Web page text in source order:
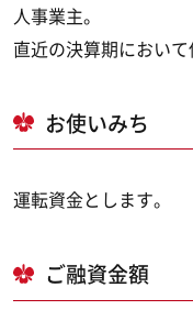
人事業主。
直近の決算期におい
お使いみち
運転資金とします。
ご融資金額